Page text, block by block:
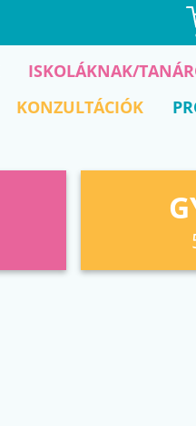
ISKOLÁKNAK/
KONZULTÁCIÓK